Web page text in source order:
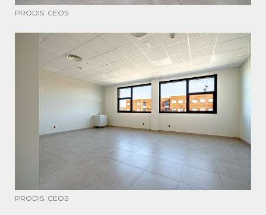
PRODIS. CEOS
PRODIS. CEOS